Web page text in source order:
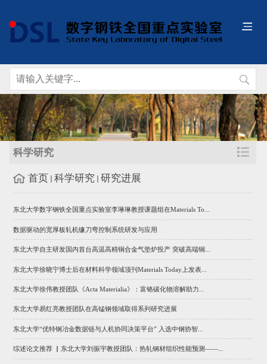
科学研究
首页 科学研究 研究进展
东北大学数字钢铁全国重点实验室李琳琳教授课题组在Materials To...
数据驱动的宽厚板轧机镰刀弯控制系统研发与应用
东北大学自主研发国内首台高温高精铜合金气垫炉投产 突破高端铜...
东北大学徐晓宁博士后在材料科学领域顶刊Materials Today上发表...
东北大学徐伟教授团队《Acta Materialia》：富铬碳化物溶解助力...
东北大学易红亮教授团队在高锰钢领域取得系列研究进展
东北大学“优特钢冶金数据链与人机协同决策平台” 入选中钢协智...
综述论文推荐 ▏东北大学刘振宇教授团队：热轧钢材组织性能预测——...